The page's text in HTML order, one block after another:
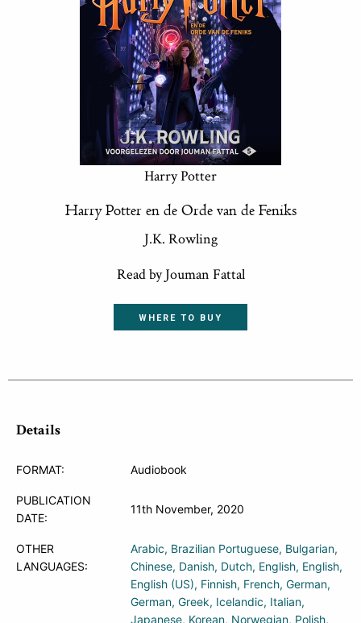
Harry Potter
Harry Potter en de Orde van de Feniks
J.K. Rowling
Read by Jouman Fattal
WHERE TO BUY
Details
FORMAT: Audiobook
PUBLICATION
DATE:
11th November, 2020
OTHER
LANGUAGES:
Arabic Brazilian Portuguese Bulgarian
Chinese Danish Dutch English English
English (US) Finnish French German
German Greek Icelandic Italian
Japanese Korean Norwegian Polish